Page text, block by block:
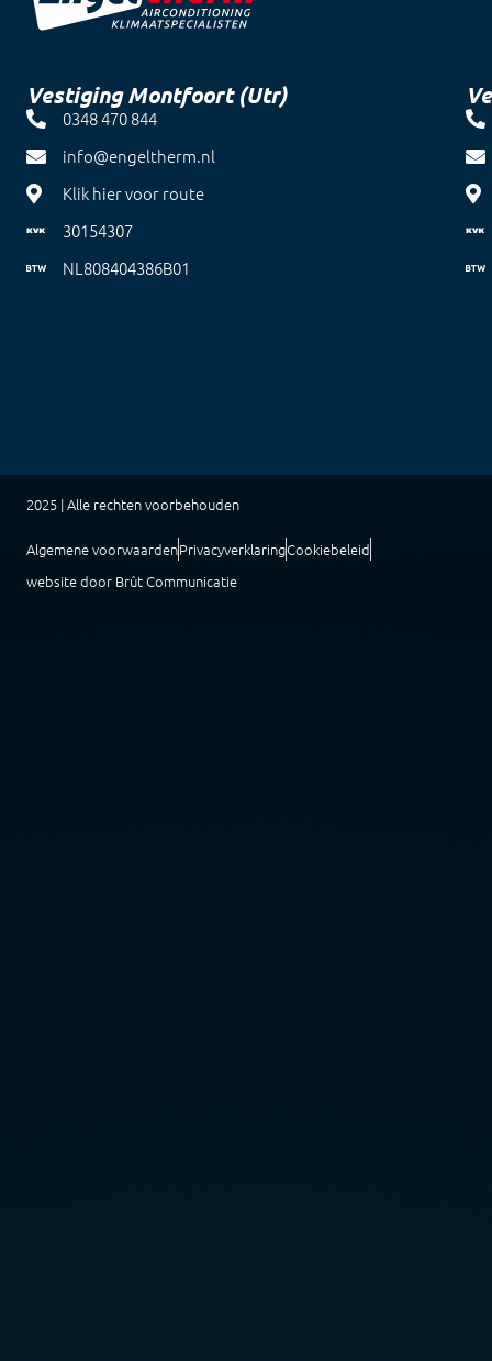
Vestiging Montfoort (Utr)
0348 470 844
info@engeltherm.nl
Klik hier voor route
30154307
NL808404386B01
2025 | Alle rechten voorbehouden
Algemene voorwaardenPrivacyverklaringCookiebeleid
website door Brût Communicatie